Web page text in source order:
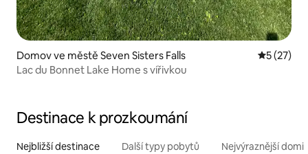
Domov ve městě Seven Sisters Falls Průměrné
5 (27)
Lac du Bonnet Lake Home s vířivkou
Destinace k prozkoumání
Nejbližší destinace Další typy pobytů Nejvýraznější